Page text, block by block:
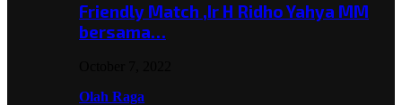
Friendly Match ,Ir H Ridho Yahya MM
bersama…
Olah Raga